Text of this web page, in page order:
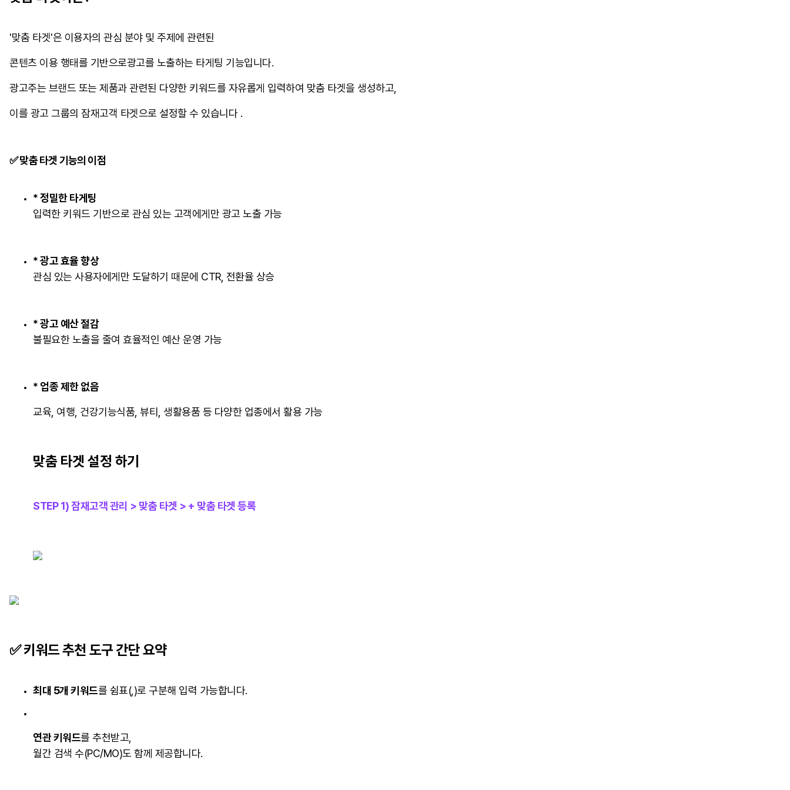
'맞춤 타겟'은 이용자의 관심 분야 및 주제에 관련된
콘텐츠 이용 행태를 기반으로광고를 노출하는 타게팅 기능입니다.
광고주는 브랜드 또는 제품과 관련된 다양한 키워드를 자유롭게 입력하여 맞춤 타겟을 생성하고,
이를 광고 그룹의 잠재고객 타겟으로 설정할 수 있습니다 .
✅ 맞춤 타겟 기능의 이점
* 정밀한 타게팅
입력한 키워드 기반으로 관심 있는 고객에게만 광고 노출 가능
* 광고 효율 향상
관심 있는 사용자에게만 도달하기 때문에 CTR, 전환율 상승
* 광고 예산 절감
불필요한 노출을 줄여 효율적인 예산 운영 가능
* 업종 제한 없음
교육, 여행, 건강기능식품, 뷰티, 생활용품 등 다양한 업종에서 활용 가능
맞춤 타겟 설정 하기
STEP 1) 잠재고객 관리 > 맞춤 타겟 > + 맞춤 타겟 등록
✅ 키워드 추천 도구 간단 요약
최대 5개 키워드를 쉼표(,)로 구분해 입력 가능합니다.
연관 키워드를 추천받고,
월간 검색 수(PC/MO)도 함께 제공합니다.